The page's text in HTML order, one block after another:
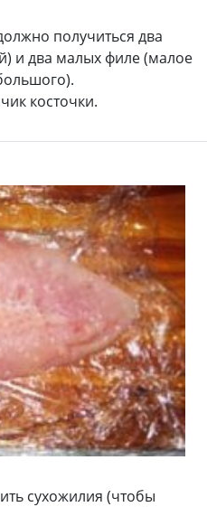
получиться два
и два малых филе (малое
косточки.
сухожилия (чтобы